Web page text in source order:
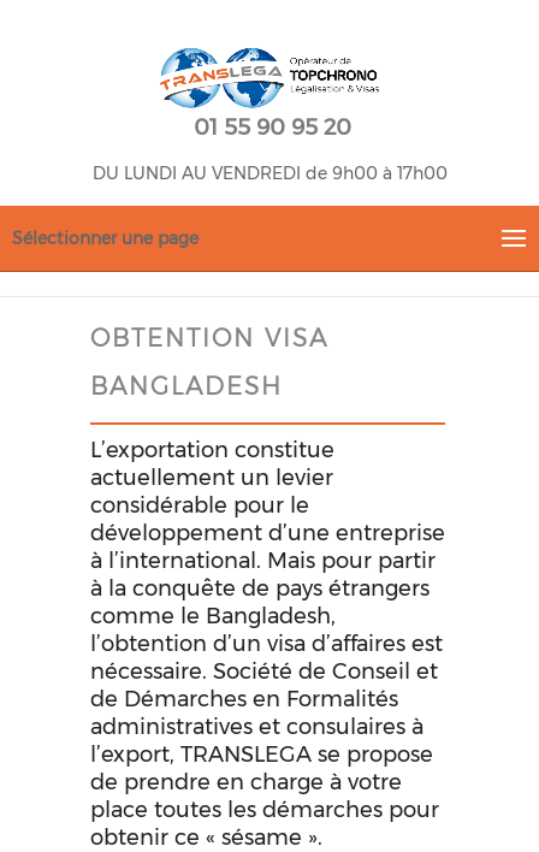
01 55 90 95 20
DU LUNDI AU VENDREDI de 9h00 à 17h00
Sélectionner une page
OBTENTION VISA
BANGLADESH
L’exportation constitue
actuellement un levier
considérable pour le
développement d’une entreprise
à l’international. Mais pour partir
à la conquête de pays étrangers
comme le Bangladesh,
l’obtention d’un visa d’affaires est
nécessaire. Société de Conseil et
de Démarches en Formalités
administratives et consulaires à
l’export, TRANSLEGA se propose
de prendre en charge à votre
place toutes les démarches pour
obtenir ce « sésame ».